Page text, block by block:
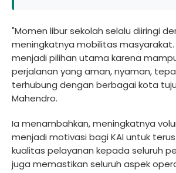
"Momen libur sekolah selalu diiringi
meningkatnya mobilitas
menjadi pilihan utama karena
perjalanan yang aman, nyaman,
terhubung dengan berbagai kota
Mahendro.
Ia menambahkan, meningkatnya
menjadi motivasi bagi KAI untuk
kualitas pelayanan kepada seluruh
juga memastikan seluruh aspek